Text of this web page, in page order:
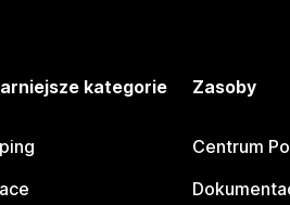
kategorie Zasoby
Centrum